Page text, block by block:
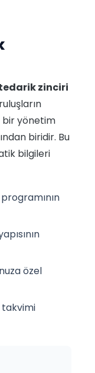
zinciri
bir yönetim
biridir. Bu
bilgileri
özel
takvimi